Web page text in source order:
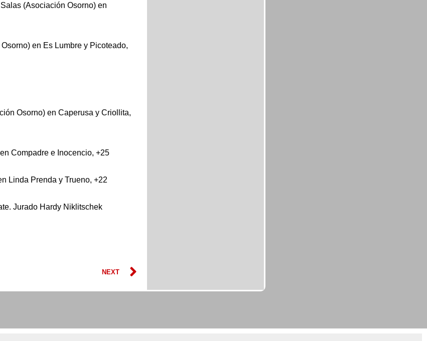
(Asociación Osorno) en
en Es Lumbre y Picoteado,
Osorno) en Caperusa y Criollita,
Compadre e Inocencio, +25
Linda Prenda y Trueno, +22
Jurado Hardy Niklitschek
NEXT Next